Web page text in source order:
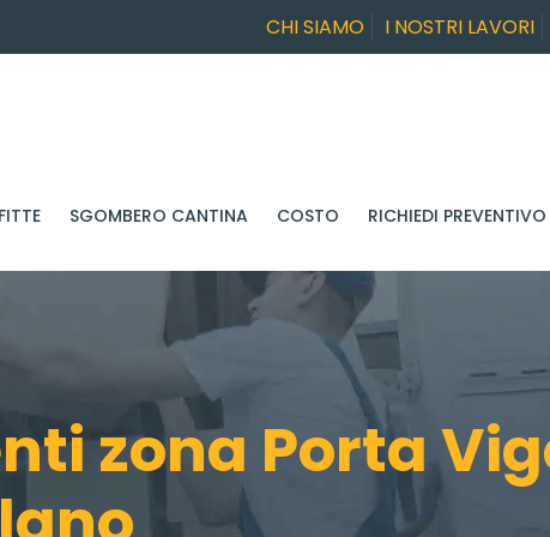
CHI SIAMO I NOSTRI LAVORI
SGOMBERO CANTINA COSTO RICHIEDI PREVENTIVO
zona Porta